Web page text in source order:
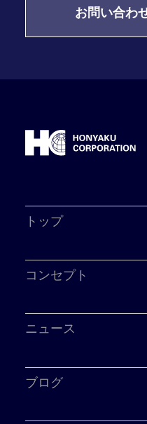
お問い合わ
トップ
コンセプト
ニュース
ブログ